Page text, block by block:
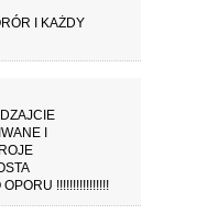
I KAŻDY
I
!!!!!!!!!!!!!!!!